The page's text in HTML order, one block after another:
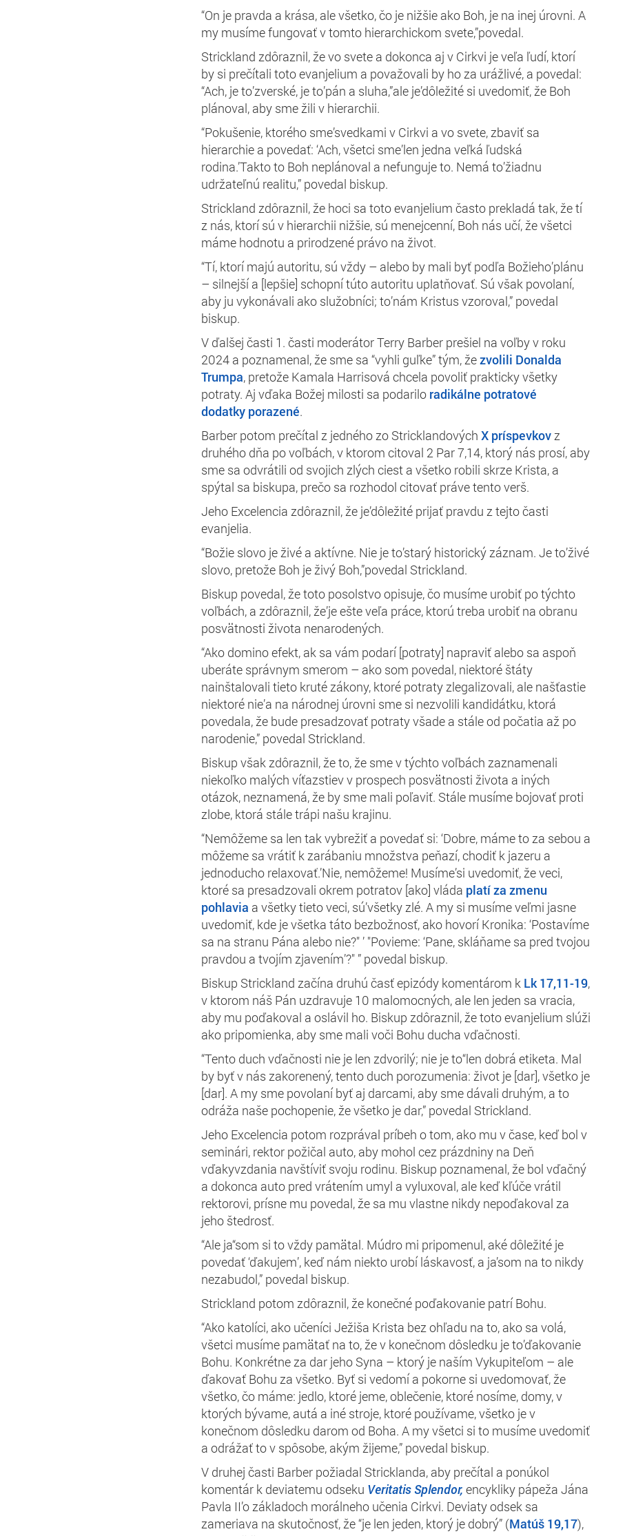
“On je pravda a krása, ale všetko, čo je nižšie ako Boh, je na inej úrovni. A
my musíme fungovať v tomto hierarchickom svete,”povedal.
Strickland zdôraznil, že vo svete a dokonca aj v Cirkvi je veľa ľudí, ktorí
by si prečítali toto evanjelium a považovali by ho za urážlivé, a povedal:
“Ach, je to’zverské, je to’pán a sluha,”ale je’dôležité si uvedomiť, že Boh
plánoval, aby sme žili v hierarchii.
“Pokušenie, ktorého sme’svedkami v Cirkvi a vo svete, zbaviť sa
hierarchie a povedať: ‘Ach, všetci sme’len jedna veľká ľudská
rodina.’Takto to Boh neplánoval a nefunguje to. Nemá to’žiadnu
udržateľnú realitu,” povedal biskup.
Strickland zdôraznil, že hoci sa toto evanjelium často prekladá tak, že tí
z nás, ktorí sú v hierarchii nižšie, sú menejcenní, Boh nás učí, že všetci
máme hodnotu a prirodzené právo na život.
“Tí, ktorí majú autoritu, sú vždy – alebo by mali byť podľa Božieho’plánu
– silnejší a [lepšie] schopní túto autoritu uplatňovať. Sú však povolaní,
aby ju vykonávali ako služobníci; to’nám Kristus vzoroval,” povedal
biskup.
V ďalšej časti 1. časti moderátor Terry Barber prešiel na voľby v roku
2024 a poznamenal, že sme sa “vyhli guľke” tým, žezvolili Donalda
Trumpa, pretože Kamala Harrisová chcela povoliť prakticky všetky
potraty. Aj vďaka Božej milosti sa podarilo radikálne potratové
dodatky porazené.
Barber potom prečítal z jedného zo Stricklandových X príspevkovz
druhého dňa po voľbách, v ktorom citoval 2 Par 7,14, ktorý nás prosí, aby
sme sa odvrátili od svojich zlých ciest a všetko robili skrze Krista, a
spýtal sa biskupa, prečo sa rozhodol citovať práve tento verš.
Jeho Excelencia zdôraznil, že je’dôležité prijať pravdu z tejto časti
evanjelia.
“Božie slovo je živé a aktívne. Nie je to’starý historický záznam. Je to’živé
slovo, pretože Boh je živý Boh,”povedal Strickland.
Biskup povedal, že toto posolstvo opisuje, čo musíme urobiť po týchto
voľbách, a zdôraznil, že’je ešte veľa práce, ktorú treba urobiť na obranu
posvätnosti života nenarodených.
“Ako domino efekt, ak sa vám podarí [potraty] napraviť alebo sa aspoň
uberáte správnym smerom – ako som povedal, niektoré štáty
nainštalovali tieto kruté zákony, ktoré potraty zlegalizovali, ale našťastie
niektoré nie’a na národnej úrovni sme si nezvolili kandidátku, ktorá
povedala, že bude presadzovať potraty všade a stále od počatia až po
narodenie,” povedal Strickland.
Biskup však zdôraznil, že to, že sme v týchto voľbách zaznamenali
niekoľko malých víťazstiev v prospech posvätnosti života a iných
otázok, neznamená, že by sme mali poľaviť. Stále musíme bojovať proti
zlobe, ktorá stále trápi našu krajinu.
“Nemôžeme sa len tak vybrežiť a povedať si: ‘Dobre, máme to za sebou a
môžeme sa vrátiť k zarábaniu množstva peňazí, chodiť k jazeru a
jednoducho relaxovať.’Nie, nemôžeme! Musíme’si uvedomiť, že veci,
ktoré sa presadzovali okrem potratov [ako] vláda platí za zmenu
pohlavia a všetky tieto veci, sú’všetky zlé. A my si musíme veľmi jasne
uvedomiť, kde je všetka táto bezbožnosť, ako hovorí Kronika: ‘Postavíme
sa na stranu Pána alebo nie?" ’ "Povieme: ‘Pane, skláňame sa pred tvojou
pravdou a tvojím zjavením’?" ” povedal biskup.
Biskup Strickland začína druhú časť epizódy komentárom k Lk 17,11-19,
v ktorom náš Pán uzdravuje 10 malomocných, ale len jeden sa vracia,
aby mu poďakoval a oslávil ho. Biskup zdôraznil, že toto evanjelium slúži
ako pripomienka, aby sme mali voči Bohu ducha vďačnosti.
“Tento duch vďačnosti nie je len zdvorilý; nie je to“len dobrá etiketa. Mal
by byť v nás zakorenený, tento duch porozumenia: život je [dar], všetko je
[dar]. A my sme povolaní byť aj darcami, aby sme dávali druhým, a to
odráža naše pochopenie, že všetko je dar,” povedal Strickland.
Jeho Excelencia potom rozprával príbeh o tom, ako mu v čase, keď bol v
seminári, rektor požičal auto, aby mohol cez prázdniny na Deň
vďakyvzdania navštíviť svoju rodinu. Biskup poznamenal, že bol vďačný
a dokonca auto pred vrátením umyl a vyluxoval, ale keď kľúče vrátil
rektorovi, prísne mu povedal, že sa mu vlastne nikdy nepoďakoval za
jeho štedrosť.
“Ale ja“som si to vždy pamätal. Múdro mi pripomenul, aké dôležité je
povedať ‘ďakujem’, keď nám niekto urobí láskavosť, a ja’som na to nikdy
nezabudol,” povedal biskup.
Strickland potom zdôraznil, že konečné poďakovanie patrí Bohu.
“Ako katolíci, ako učeníci Ježiša Krista bez ohľadu na to, ako sa volá,
všetci musíme pamätať na to, že v konečnom dôsledku je to’ďakovanie
Bohu. Konkrétne za dar jeho Syna – ktorý je naším Vykupiteľom – ale
ďakovať Bohu za všetko. Byť si vedomí a pokorne si uvedomovať, že
všetko, čo máme: jedlo, ktoré jeme, oblečenie, ktoré nosíme, domy, v
ktorých bývame, autá a iné stroje, ktoré používame, všetko je v
konečnom dôsledku darom od Boha. A my všetci si to musíme uvedomiť
a odrážať to v spôsobe, akým žijeme,” povedal biskup.
V druhej časti Barber požiadal Stricklanda, aby prečítal a ponúkol
komentár k deviatemu odseku Veritatis Splendor, encykliky pápeža Jána
Pavla II’o základoch morálneho učenia Cirkvi. Deviaty odsek sa
zameriava na skutočnosť, že “je len jeden, ktorý je dobrý” (Matúš 19,17),